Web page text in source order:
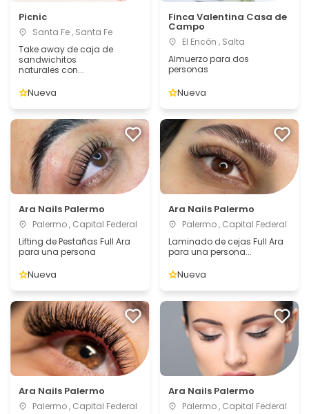
Picnic
Santa Fe , Santa Fe
Take away de caja de
sandwichitos
naturales con...
Nueva
Finca Valentina Casa de
Campo
El Encón , Salta
Almuerzo para dos
personas
Nueva
Ara Nails Palermo
Palermo , Capital Federal
Lifting de Pestañas Full Ara
para una persona
Nueva
Ara Nails Palermo
Palermo , Capital Federal
Laminado de cejas Full Ara
para una persona...
Nueva
Ara Nails Palermo
Palermo , Capital Federal
Ara Nails Palermo
Palermo , Capital Federal